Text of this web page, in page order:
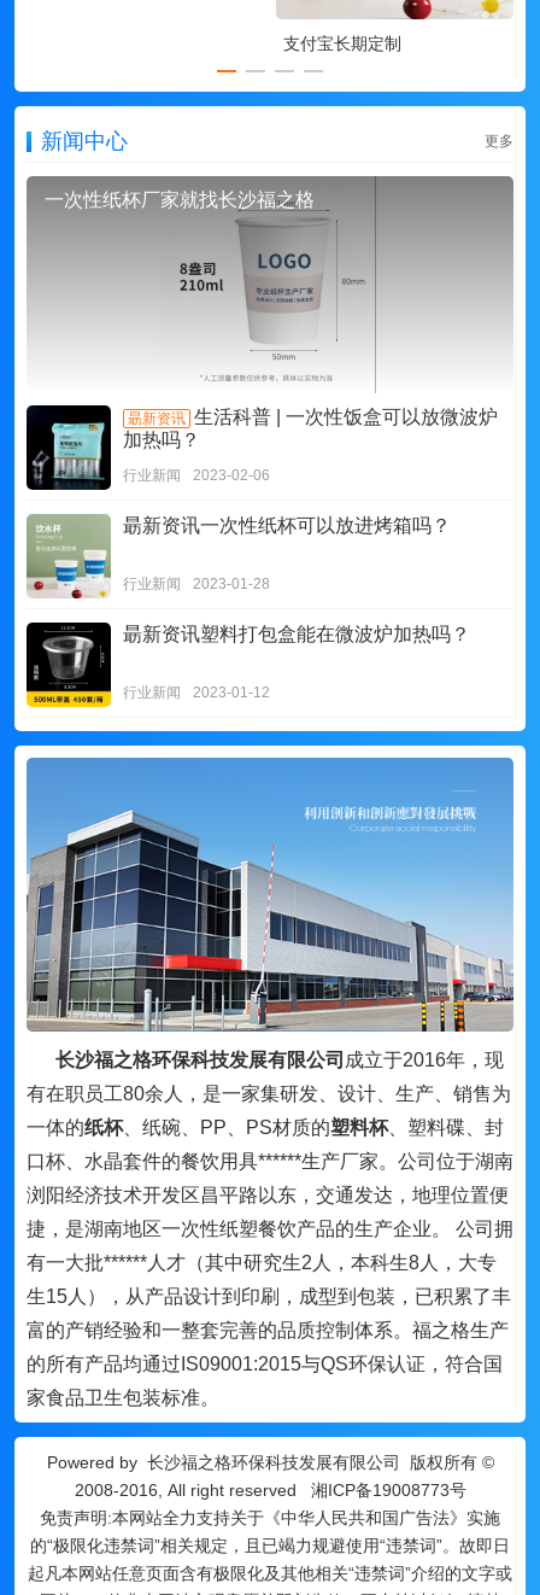
支付宝长期定制
新闻中心 更多
一次性纸杯厂家就找长沙福之格
朂新资讯 生活科普 | 一次性饭盒可以放微波炉
加热吗？
行业新闻 2023-02-06
朂新资讯一次性纸杯可以放进烤箱吗？
行业新闻 2023-01-28
朂新资讯塑料打包盒能在微波炉加热吗？
行业新闻 2023-01-12
长沙福之格环保科技发展有限公司 成立于2016年，现
有在职员工80余人，是一家集研发、设计、生产、销售为
一体的纸杯、纸碗、PP、PS材质的塑料杯、塑料碟、封
口杯、水晶套件的餐饮用具******生产厂家。公司位于湖南
浏阳经济技术开发区昌平路以东，交通发达，地理位置便
捷，是湖南地区一次性纸塑餐饮产品的生产企业。 公司拥
有一大批******人才（其中研究生2人，本科生8人，大专
生15人），从产品设计到印刷，成型到包装，已积累了丰
富的产销经验和一整套完善的品质控制体系。福之格生产
的所有产品均通过IS09001:2015与QS环保认证，符合国
家食品卫生包装标准。
Powered by 长沙福之格环保科技发展有限公司
版权所有 ©
2008-2016, All right reserved 湘ICP备19008773号
免责声明:本网站全力支持关于《中华人民共和国广告法》实施
的“极限化违禁词”相关规定，且已竭力规避使用“违禁词”。故即日
起凡本网站任意页面含有极限化及其他相关“违禁词”介绍的文字或